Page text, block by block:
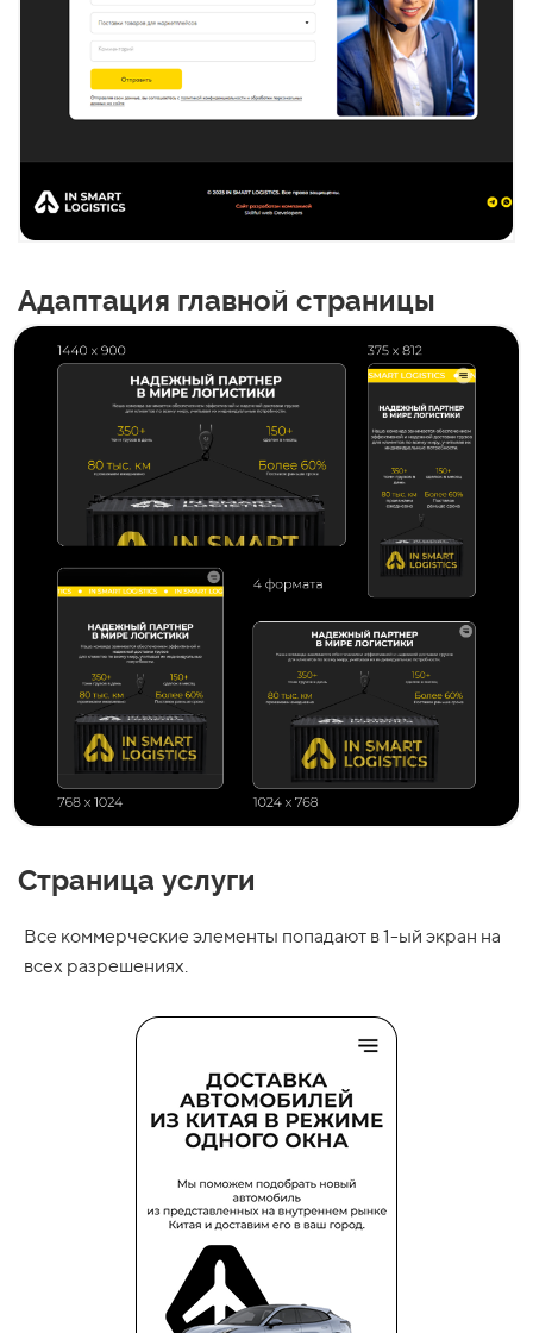
Адаптация главной страницы
Страница услуги
Все коммерческие элементы попадают в 1-ый экран на
всех разрешениях.